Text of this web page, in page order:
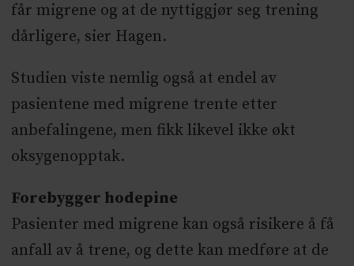
får migrene og at de nyttiggjør seg trening
dårligere, sier Hagen.
Studien viste nemlig også at endel av
pasientene med migrene trente etter
anbefalingene, men fikk likevel ikke økt
oksygenopptak.
Forebygger hodepine
Pasienter med migrene kan også risikere å få
anfall av å trene, og dette kan medføre at de